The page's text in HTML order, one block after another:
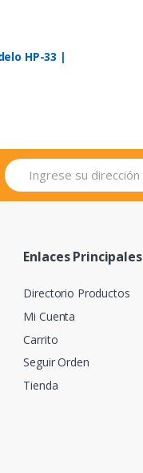
HP-33 |
Enlaces Principales
Directorio Productos
Mi Cuenta
Carrito
Seguir Orden
Tienda